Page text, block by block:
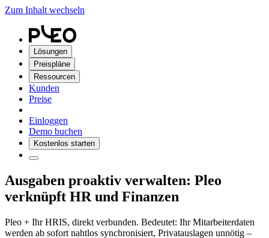
Zum Inhalt wechseln
Lösungen
Preispläne
Ressourcen
Kunden
Preise
Einloggen
Demo buchen
Kostenlos starten
Ausgaben proaktiv verwalten: Pleo
verknüpft HR und Finanzen
Pleo + Ihr HRIS, direkt verbunden. Bedeutet: Ihr Mitarbeiterdaten
werden ab sofort nahtlos synchronisiert, Privatauslagen unnötig –